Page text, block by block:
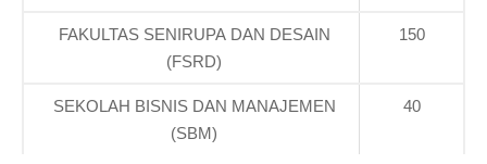
FAKULTAS SENIRUPA DAN DESAIN
(FSRD)
150
SEKOLAH BISNIS DAN MANAJEMEN
(SBM)
40